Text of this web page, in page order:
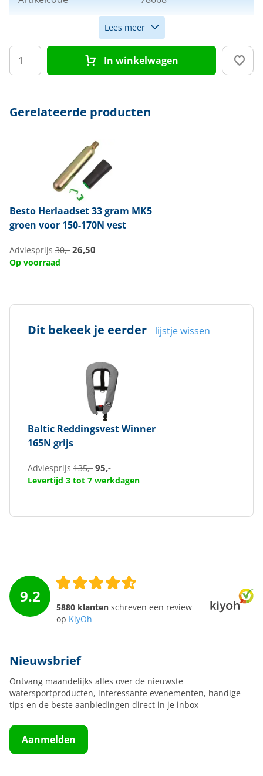
Drijfvermogen 165N
Lees meer
In winkelwagen
Gerelateerde producten
Besto Herlaadset 33 gram MK5
groen voor 150-170N vest
Adviesprijs 30,- 26,50
Op voorraad
Dit bekeek je eerder lijstje wissen
Baltic Reddingsvest Winner
165N grijs
Adviesprijs 135,- 95,-
Levertijd 3 tot 7 werkdagen
9.2
5880 klanten schreven een review
op KiyOh
Nieuwsbrief
Ontvang maandelijks alles over de nieuwste
watersportproducten, interessante evenementen, handige
tips en de beste aanbiedingen direct in je inbox
Aanmelden